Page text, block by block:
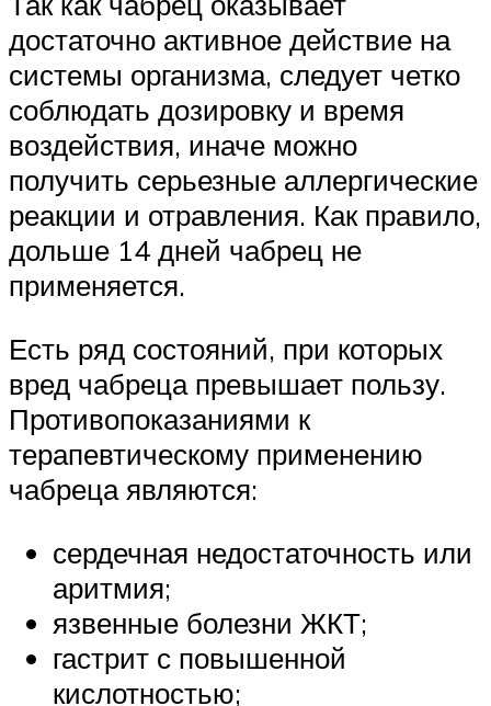
достаточно активное действие на
системы организма, следует четко
соблюдать дозировку и время
воздействия, иначе можно
получить серьезные аллергические
реакции и отравления. Как правило,
дольше 14 дней чабрец не
применяется.
Есть ряд состояний, при которых
вред чабреца превышает пользу.
Противопоказаниями к
терапевтическому применению
чабреца являются:
сердечная недостаточность или
аритмия;
язвенные болезни ЖКТ;
гастрит с повышенной
кислотностью;